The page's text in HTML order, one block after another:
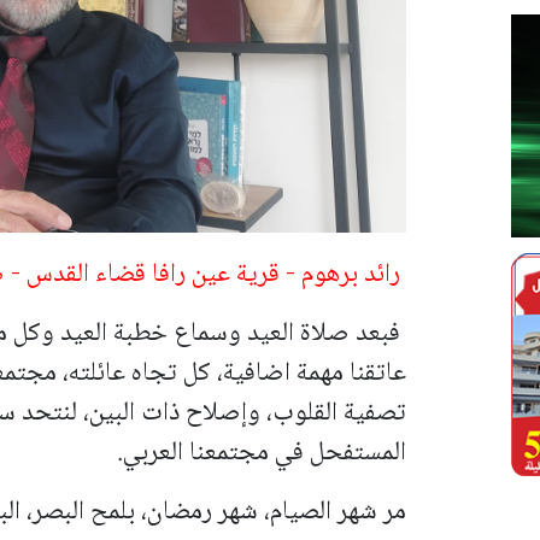
رائد برهوم -قرية عين رافا قضاء
فبعد صلاة العيد وسماع خطبة العيد وكل
عاتقنا مهمة اضافية، كل تجاه عائلته،
تصفية القلوب، وإصلاح ذات البين، لنتحد
المستفحل في مجتمعنا العربي.
مر شهر الصيام، شهر رمضان، بلمح البصر،